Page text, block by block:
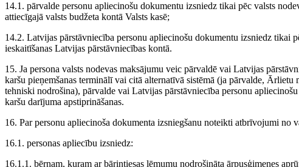
14.1. pārvalde personu apliecinošu dokumentu izsniedz tikai pēc valsts
attiecīgajā valsts budžeta kontā Valsts kasē;
14.2. Latvijas pārstāvniecība personu apliecinošu dokumentu izsniedz tikai
ieskaitīšanas Latvijas pārstāvniecības kontā.
15. Ja persona valsts nodevas maksājumu veic pārvaldē vai Latvijas
karšu pieņemšanas terminālī vai citā alternatīvā sistēmā (ja pārvalde,
tehniski nodrošina), pārvalde vai Latvijas pārstāvniecība personu
karšu darījuma apstiprināšanas.
16. Par personu apliecinoša dokumenta izsniegšanu noteikti atbrīvojumi no
16.1. personas apliecību izsniedz:
16.1.1. bērnam, kuram ar bāriņtiesas lēmumu nodrošināta ārpusģimenes